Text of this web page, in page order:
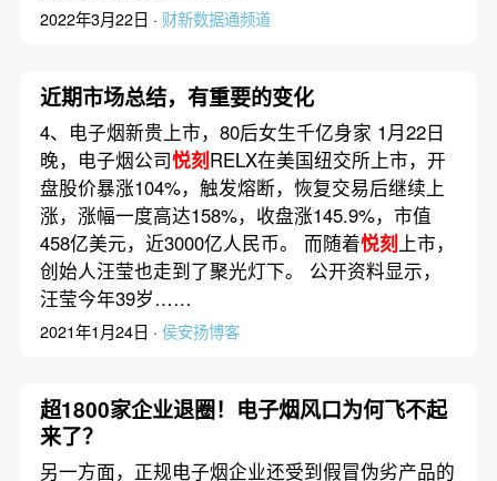
2022年3月22日 · 财新数据通频道
近期市场总结，有重要的变化
4、电子烟新贵上市，80后女生千亿身家 1月22日
晚，电子烟公司悦刻RELX在美国纽交所上市，开
盘股价暴涨104%，触发熔断，恢复交易后继续上
涨，涨幅一度高达158%，收盘涨145.9%，市值
458亿美元，近3000亿人民币。 而随着悦刻上市，
创始人汪莹也走到了聚光灯下。 公开资料显示，
汪莹今年39岁……
2021年1月24日 · 侯安扬博客
超1800家企业退圈！电子烟风口为何飞不起
来了？
另一方面，正规电子烟企业还受到假冒伪劣产品的